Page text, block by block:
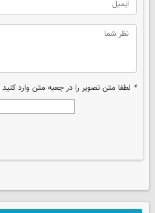
* لطفا متن تصویر را در جعبه متن وارد کنید